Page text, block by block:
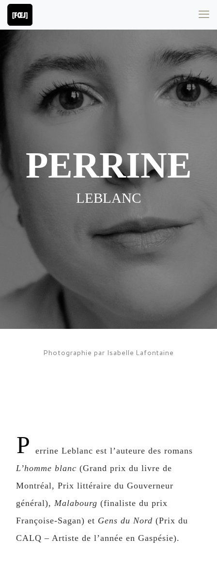
PERRINE
LEBLANC
Photographie par Isabelle Lafontaine
P
errine Leblanc est l’auteure des romans
L’homme blanc (Grand prix du livre de
Montréal, Prix littéraire du Gouverneur
général), Malabourg (finaliste du prix
Françoise-Sagan) et Gens du Nord (Prix du
CALQ – Artiste de l’année en Gaspésie).